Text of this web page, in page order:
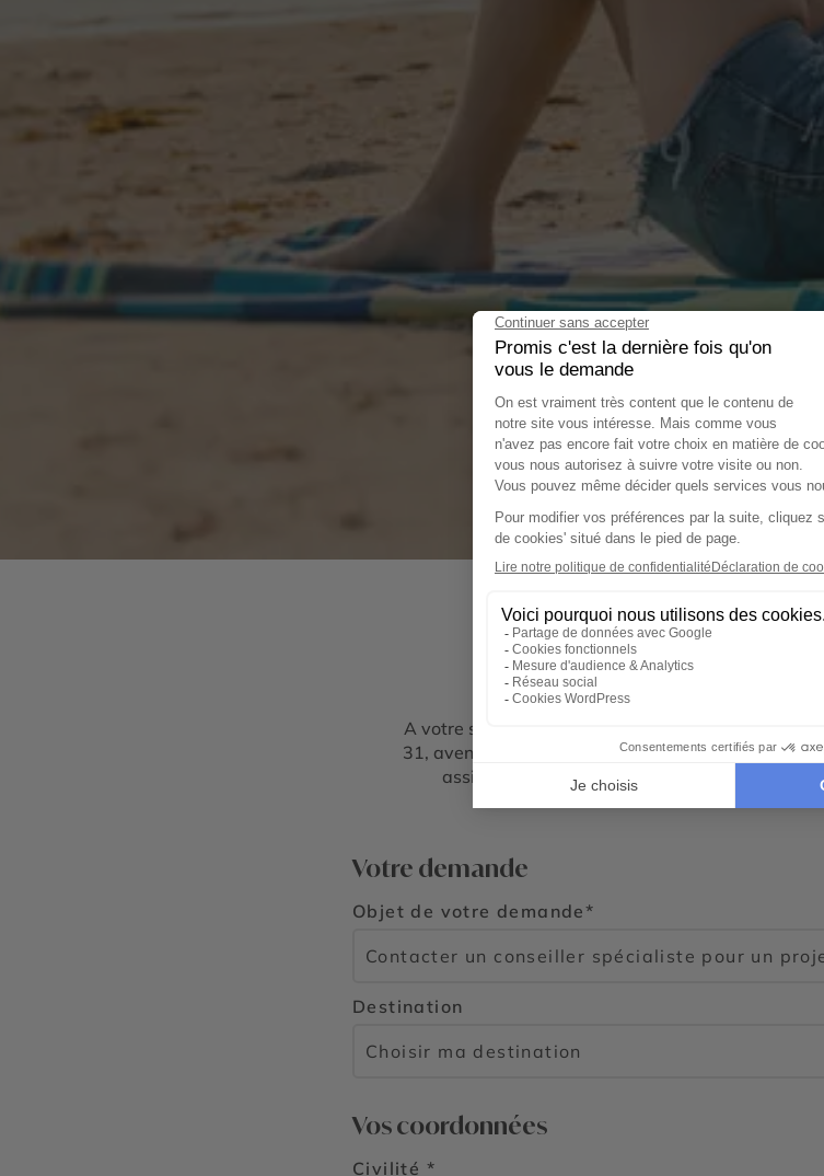
Formulaire de
A votre service du lundi au vendredi de 9h à 20h
31, avenue de l'Opéra 75001 Paris (Métro
assistance sur place ou demandes relatives à
Votre demande
Objet de votre demande*
Destination
Vos coordonnées
Civilité *